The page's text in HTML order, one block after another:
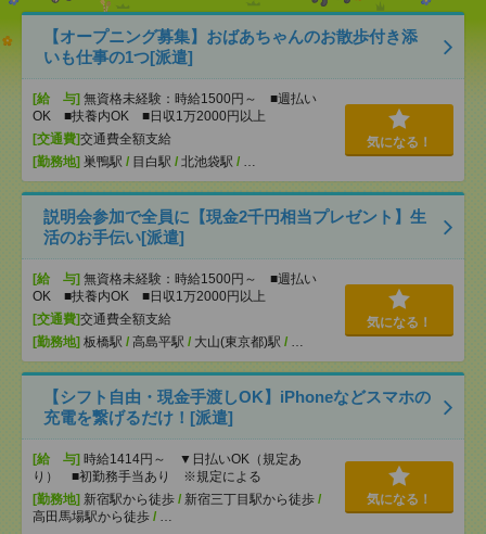
【オープニング募集】おばあちゃんのお散歩付き添
いも仕事の1つ[派遣]
[給 与] 無資格未経験：時給1500円～ ■週払い
OK ■扶養内OK ■日収1万2000円以上
[交通費]交通費全額支給
[勤務地] 巣鴨駅 / 目白駅 / 北池袋駅 / …
気になる！
説明会参加で全員に【現金2千円相当プレゼント】生
活のお手伝い[派遣]
[給 与] 無資格未経験：時給1500円～ ■週払い
OK ■扶養内OK ■日収1万2000円以上
[交通費]交通費全額支給
[勤務地] 板橋駅 / 高島平駅 / 大山(東京都)駅 / …
気になる！
【シフト自由・現金手渡しOK】iPhoneなどスマホの
充電を繋げるだけ！[派遣]
[給 与] 時給1414円～ ▼日払いOK（規定あ
り） ■初勤務手当あり ※規定による
[勤務地] 新宿駅から徒歩 / 新宿三丁目駅から徒歩 /
高田馬場駅から徒歩 / …
気になる！